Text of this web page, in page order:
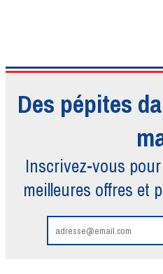
Des pépites
Inscrivez-vous
meilleures offres et